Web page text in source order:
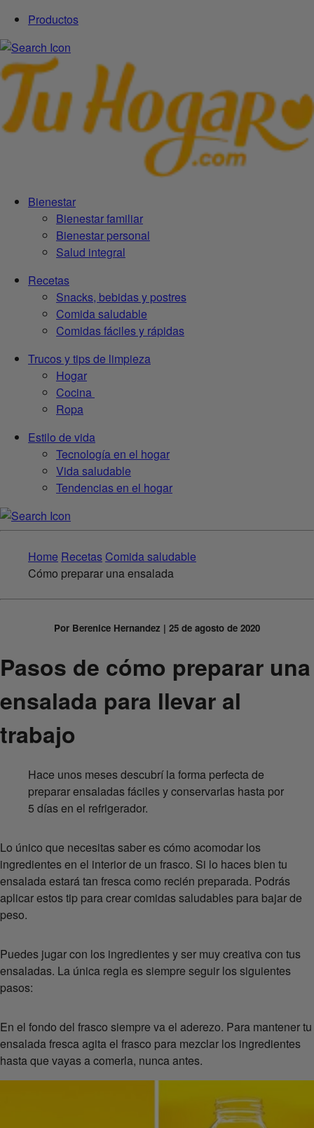
Productos
Bienestar
Bienestar familiar
Bienestar personal
Salud integral
Recetas
Snacks, bebidas y postres
Comida saludable
Comidas fáciles y rápidas
Trucos y tips de limpieza
Hogar
Cocina
Ropa
Estilo de vida
Tecnología en el hogar
Vida saludable
Tendencias en el hogar
Home Recetas Comida saludable
Cómo preparar una ensalada
Por Berenice Hernandez | 25 de agosto de 2020
Pasos de cómo preparar una
ensalada para llevar al
trabajo
Hace unos meses descubrí la forma perfecta de
preparar ensaladas fáciles y conservarlas hasta por
5 días en el refrigerador.
Lo único que necesitas saber es cómo acomodar los
ingredientes en el interior de un frasco. Si lo haces bien tu
ensalada estará tan fresca como recién preparada. Podrás
aplicar estos tip para crear comidas saludables para bajar de
peso.
Puedes jugar con los ingredientes y ser muy creativa con tus
ensaladas. La única regla es siempre seguir los siguientes
pasos:
En el fondo del frasco siempre va el aderezo. Para mantener tu
ensalada fresca agita el frasco para mezclar los ingredientes
hasta que vayas a comerla, nunca antes.